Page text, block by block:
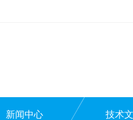
新闻中心 技术